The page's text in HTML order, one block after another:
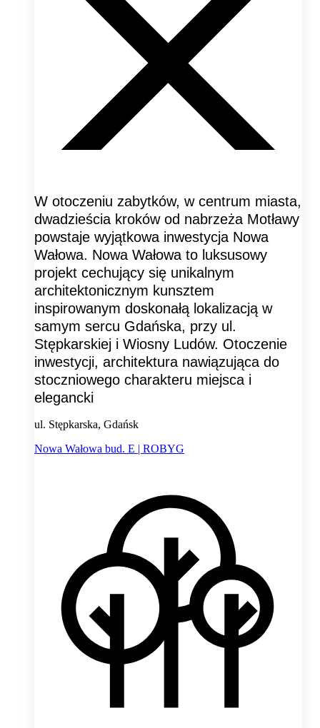
W otoczeniu zabytków, w centrum miasta,
dwadzieścia kroków od nabrzeża Motławy
powstaje wyjątkowa inwestycja Nowa
Wałowa. Nowa Wałowa to luksusowy
projekt cechujący się unikalnym
architektonicznym kunsztem
inspirowanym doskonałą lokalizacją w
samym sercu Gdańska, przy ul.
Stępkarskiej i Wiosny Ludów. Otoczenie
inwestycji, architektura nawiązująca do
stoczniowego charakteru miejsca i
elegancki
ul. Stępkarska, Gdańsk
Nowa Wałowa bud. E | ROBYG